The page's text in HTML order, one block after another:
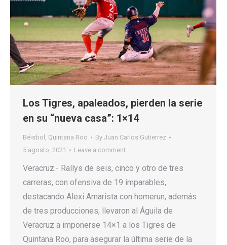
Los Tigres, apaleados, pierden la serie
en su “nueva casa”: 1×14
Béisbol , Quintana Roo By Juan Carlos Gutierrez
5 agosto, 2021
Leave a comment
Veracruz.- Rallys de seis, cinco y otro de tres
carreras, con ofensiva de 19 imparables,
destacando Alexi Amarista con homerun, además
de tres producciones, llevaron al Águila de
Veracruz a imponerse 14×1 a los Tigres de
Quintana Roo, para asegurar la última serie de la